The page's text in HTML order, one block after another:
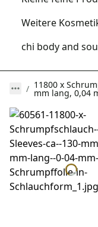
Weitere
chi body and
11800 x
mm lang, 0,04